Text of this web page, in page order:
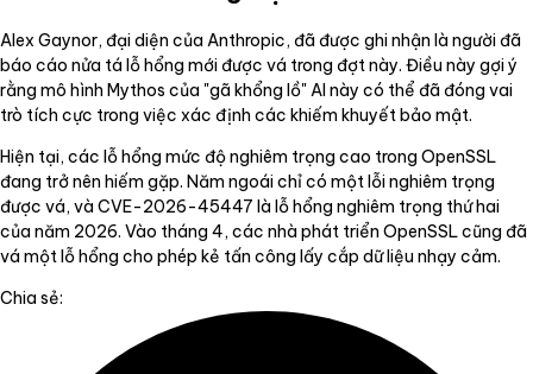
Alex Gaynor, đại diện của Anthropic, đã được ghi nhận là người đã
báo cáo nửa tá lỗ hổng mới được vá trong đợt này. Điều này gợi ý
rằng mô hình Mythos của "gã khổng lồ" AI này có thể đã đóng vai
trò tích cực trong việc xác định các khiếm khuyết bảo mật.
Hiện tại, các lỗ hổng mức độ nghiêm trọng cao trong OpenSSL
đang trở nên hiếm gặp. Năm ngoái chỉ có một lỗi nghiêm trọng
được vá, và CVE-2026-45447 là lỗ hổng nghiêm trọng thứ hai
của năm 2026. Vào tháng 4, các nhà phát triển OpenSSL cũng đã
vá một lỗ hổng cho phép kẻ tấn công lấy cắp dữ liệu nhạy cảm.
Chia sẻ: